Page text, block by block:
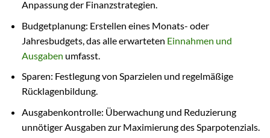
Anpassung der Finanzstrategien.
Budgetplanung: Erstellen eines Monats- oder
Jahresbudgets, das alle erwarteten Einnahmen und
Ausgaben umfasst.
Sparen: Festlegung von Sparzielen und regelmäßige
Rücklagenbildung.
Ausgabenkontrolle: Überwachung und Reduzierung
unnötiger Ausgaben zur Maximierung des Sparpotenzials.